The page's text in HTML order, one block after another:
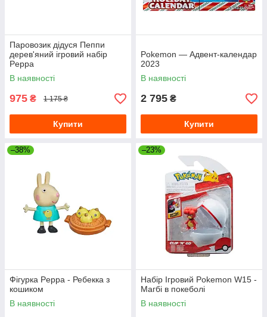
Паровозик дідуся Пеппи
дерев'яний ігровий набір
Peppa
В наявності
975 ₴ 1 175 ₴
Купити
Pokemon — Адвент-календар
2023
В наявності
2 795 ₴
Купити
–38%
Фігурка Peppa - Ребекка з
кошиком
В наявності
–23%
Набір Ігровий Pokemon W15 -
Магбі в покеболі
В наявності